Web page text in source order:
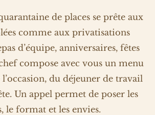
de places se prête aux
comme aux privatisations
d’équipe, anniversaires, fêtes
compose avec vous un menu
du déjeuner de travail
Un appel permet de poser les
le format et les envies.